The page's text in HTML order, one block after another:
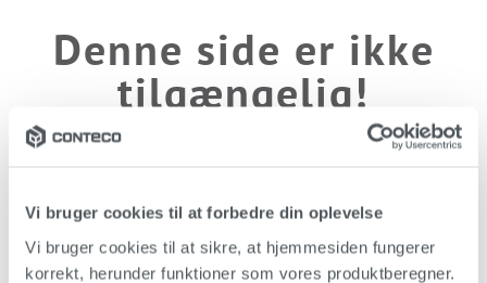
Vi bruger cookies til at forbedre din oplevelse
Vi bruger cookies til at sikre, at hjemmesiden fungerer
korrekt, herunder funktioner som vores produktberegner.
Denne side er ikke
tilgængelig!
Siden er enten blevet slettet eller også er linket du har
Brug vores menu ovenfor eller kom til forsiden